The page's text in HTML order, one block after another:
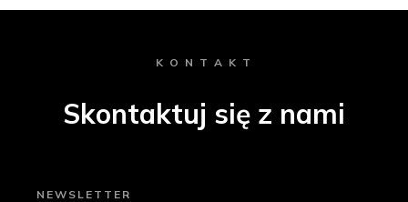
K O N T A K T
Skontaktuj się z nami
NEWSLETTER